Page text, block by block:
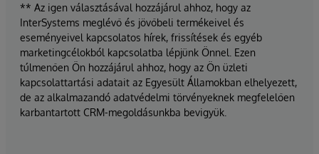
** Az igen választásával hozzájárul ahhoz, hogy az
InterSystems meglévő és jövőbeli termékeivel és
eseményeivel kapcsolatos hírek, frissítések és egyéb
marketingcélokból kapcsolatba lépjünk Önnel. Ezen
túlmenően Ön hozzájárul ahhoz, hogy az Ön üzleti
kapcsolattartási adatait az Egyesült Államokban elhelyezett,
de az alkalmazandó adatvédelmi törvényeknek megfelelően
karbantartott CRM-megoldásunkba bevigyük.